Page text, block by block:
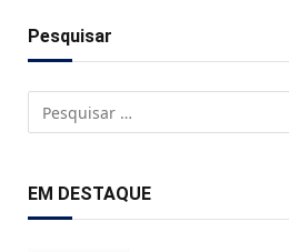
Pesquisar
EM DESTAQUE